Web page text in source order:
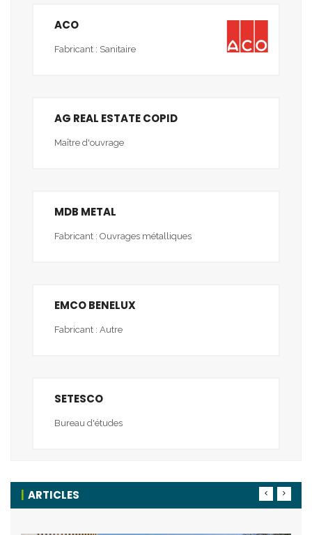
ACO
Fabricant : Sanitaire
AG REAL ESTATE COPID
Maître d'ouvrage
MDB METAL
Fabricant : Ouvrages métalliques
EMCO BENELUX
Fabricant : Autre
SETESCO
Bureau d'études
ARTICLES